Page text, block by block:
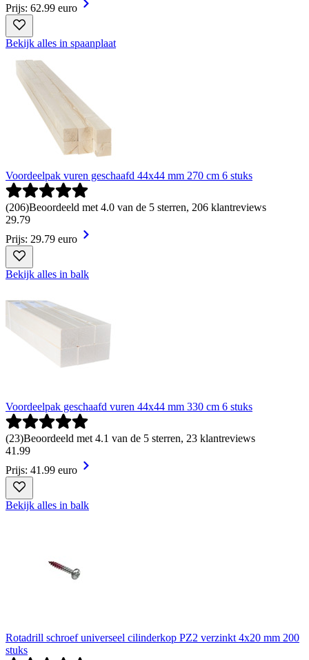
Prijs: 62.99 euro
Bekijk alles in spaanplaat
Voordeelpak vuren geschaafd 44x44 mm 270 cm 6 stuks
(206)Beoordeeld met 4.0 van de 5 sterren, 206 klantreviews
29.79
Prijs: 29.79 euro
Bekijk alles in balk
Voordeelpak geschaafd vuren 44x44 mm 330 cm 6 stuks
(23)Beoordeeld met 4.1 van de 5 sterren, 23 klantreviews
41 .99
Prijs: 41.99 euro
Bekijk alles in balk
Rotadrill schroef universeel cilinderkop PZ2 verzinkt 4x20 mm 200
stuks